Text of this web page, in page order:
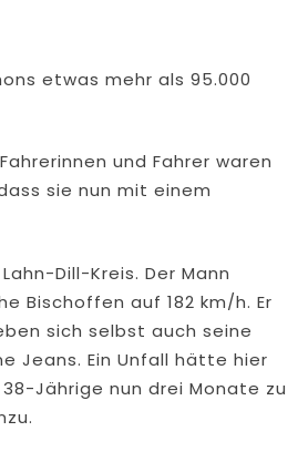
etwas mehr als 95.000
und Fahrer waren
sie nun mit einem
Dill-Kreis. Der Mann
Bischoffen auf 182 km/h. Er
sich selbst auch seine
Jeans. Ein Unfall hätte hier
Jährige nun drei Monate zu